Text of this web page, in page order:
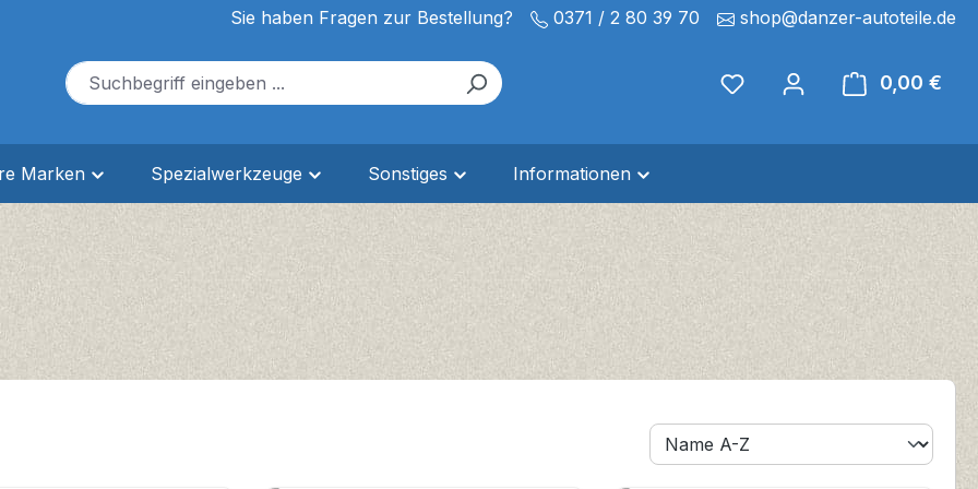
Sie haben Fragen zur Bestellung? 0371 / 2 80 39 70 shop@danzer-autoteile.de
Du hast 0 Produkte auf
0,00 €
Marken Spezialwerkzeuge Sonstiges Informationen